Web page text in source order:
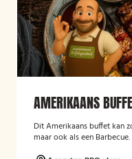
AMERIKAANS
Dit Amerikaans buffet kan
maar ook als een Barbecue.